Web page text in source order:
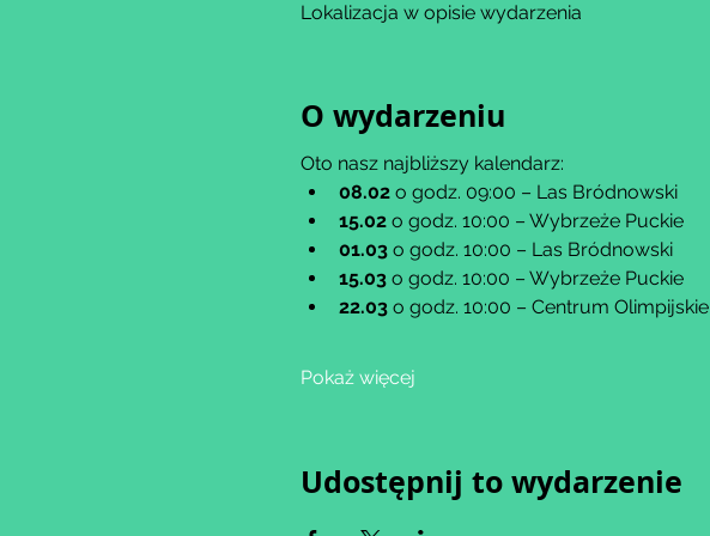
Lokalizacja w opisie wydarzenia
O wydarzeniu
Oto nasz najbliższy kalendarz:
08.02 o godz. 09:00 – Las Bródnowski
15.02 o godz. 10:00 – Wybrzeże Puckie
01.03 o godz. 10:00 – Las Bródnowski
15.03 o godz. 10:00 – Wybrzeże Puckie
22.03 o godz. 10:00 – Centrum Olimpijskie
Pokaż więcej
Udostępnij to wydarzenie